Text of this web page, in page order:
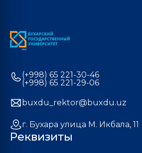
(+998) 65 221-30-46
(+998) 65 221-29-06
buxdu_rektor@buxdu.uz
г. Бухара улица М. Икбала, 11
Реквизиты